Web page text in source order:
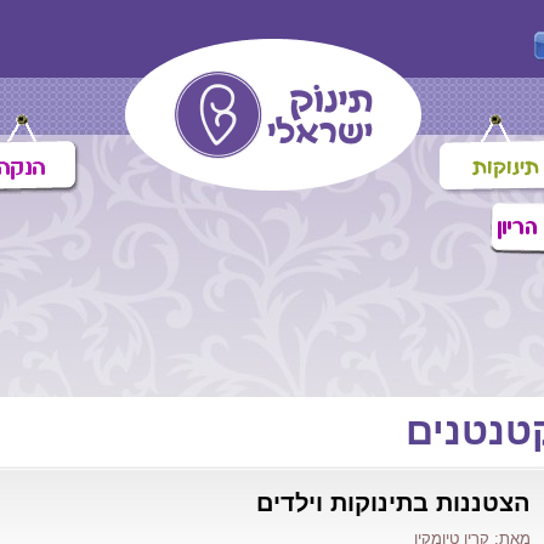
הצטננות בתינוקות וילדים
מאת: קרין טיומקין